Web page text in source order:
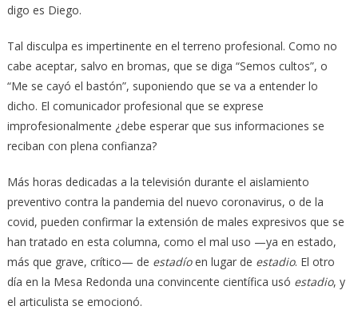
digo es Diego.
Tal disculpa es impertinente en el terreno profesional. Como no
cabe aceptar, salvo en bromas, que se diga “Semos cultos”, o
“Me se cayó el bastón”, suponiendo que se va a entender lo
dicho. El comunicador profesional que se exprese
improfesionalmente ¿debe esperar que sus informaciones se
reciban con plena confianza?
Más horas dedicadas a la televisión durante el aislamiento
preventivo contra la pandemia del nuevo coronavirus, o de la
covid, pueden confirmar la extensión de males expresivos que se
han tratado en esta columna, como el mal uso —ya en estado,
más que grave, crítico— de estadíoen lugar de estadio. El otro
día en la Mesa Redonda una convincente científica usó estadio, y
el articulista se emocionó.